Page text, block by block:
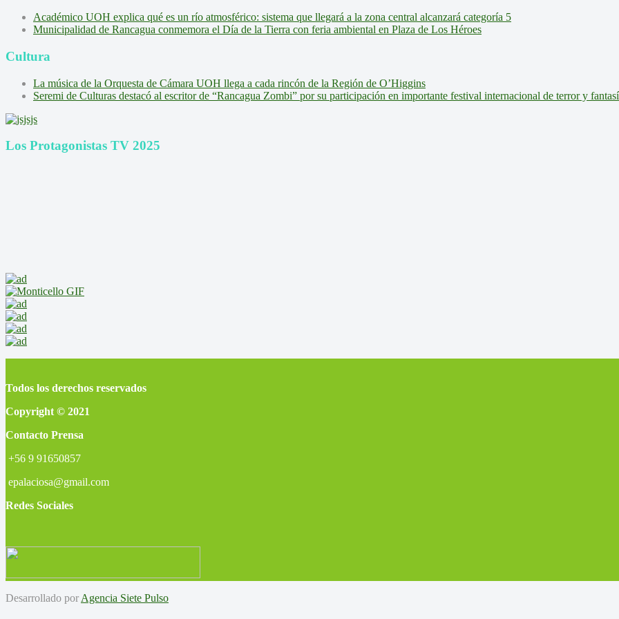
Académico UOH explica qué es un río atmosférico: sistema que llegará a la zona central alcanzará categoría 5
Municipalidad de Rancagua conmemora el Día de la Tierra con feria ambiental en Plaza de Los Héroes
Cultura
La música de la Orquesta de Cámara UOH llega a cada rincón de la Región de O’Higgins
Seremi de Culturas destacó al escritor de “Rancagua Zombi” por su participación en importante festival internacional de terror y
Los Protagonistas TV 2025
Todos los derechos reservados
Copyright © 2021
Contacto Prensa
+56 9 91650857
epalaciosa@gmail.com
Redes Sociales
Desarrollado por Agencia Siete Pulso